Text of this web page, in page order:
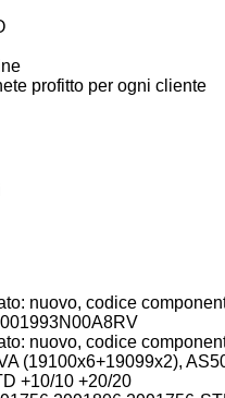
profitto per ogni cliente
nuovo, codice
nuovo, codice
(19100x6+19099x2),
+10/10 +20/20